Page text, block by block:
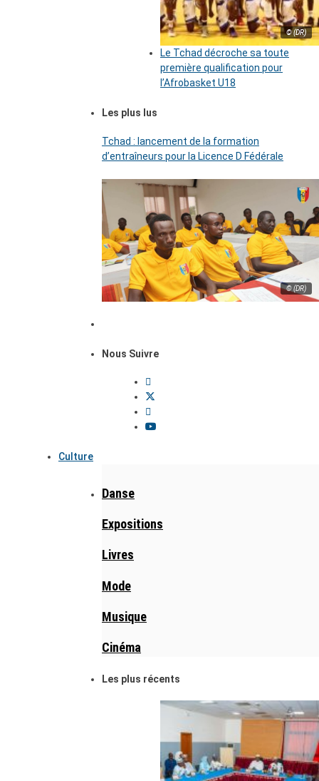
© (DR)
Le Tchad décroche sa toute
première qualification pour
l’Afrobasket U18
Les plus lus
Tchad : lancement de la formation
d’entraîneurs pour la Licence D Fédérale
© (DR)
Nous Suivre
Culture
Danse
Expositions
Livres
Mode
Musique
Cinéma
Les plus récents